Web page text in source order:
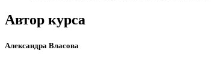
Автор курса
Александра Власова